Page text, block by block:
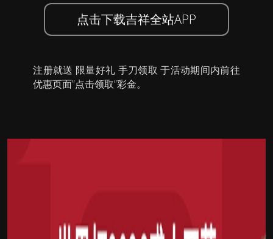
点击下载吉祥全站APP
注册就送 限量好礼 手刀领取 于活动期间内前往
优惠页面”点击领取”彩金。